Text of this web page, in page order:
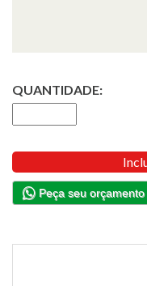
QUANTIDADE:
Peça seu